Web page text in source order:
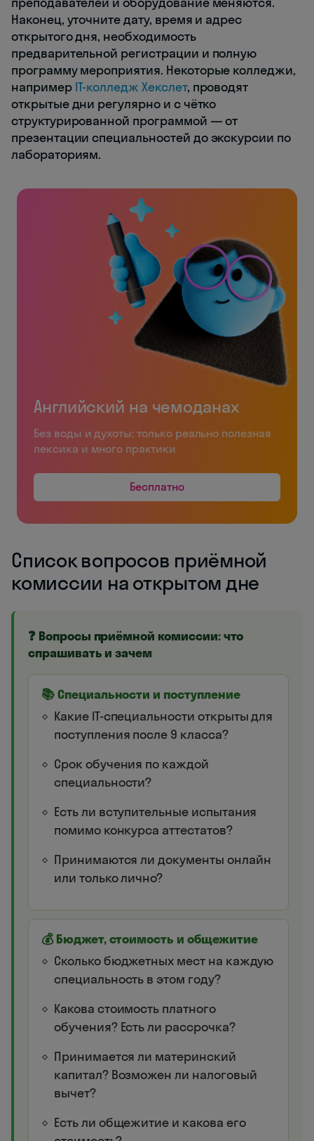
Наконец, уточните дату, время и адрес
открытого дня, необходимость
предварительной регистрации и полную
программу мероприятия. Некоторые колледжи,
например IT-колледж Хекслет, проводят
открытые дни регулярно и с чётко
структурированной программой — от
презентации специальностей до экскурсии по
лабораториям.
Английский на чемоданах
Без воды и духоты: только реально полезная
лексика и много практики
Бесплатно
Список вопросов приёмной
комиссии на открытом дне
❓ Вопросы приёмной комиссии: что
спрашивать и зачем
📚 Специальности и поступление
Какие IT-специальности открыты для
поступления после 9 класса?
Срок обучения по каждой
специальности?
Есть ли вступительные испытания
помимо конкурса аттестатов?
Принимаются ли документы онлайн
или только лично?
💰 Бюджет, стоимость и общежитие
Сколько бюджетных мест на каждую
специальность в этом году?
Какова стоимость платного
обучения? Есть ли рассрочка?
Принимается ли материнский
капитал? Возможен ли налоговый
вычет?
Есть ли общежитие и какова его